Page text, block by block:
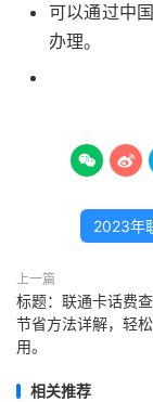
可以通过中
办理。
 
2023年
上一篇
标题：联通卡话费
节省方法详解，轻
用。
相关推荐